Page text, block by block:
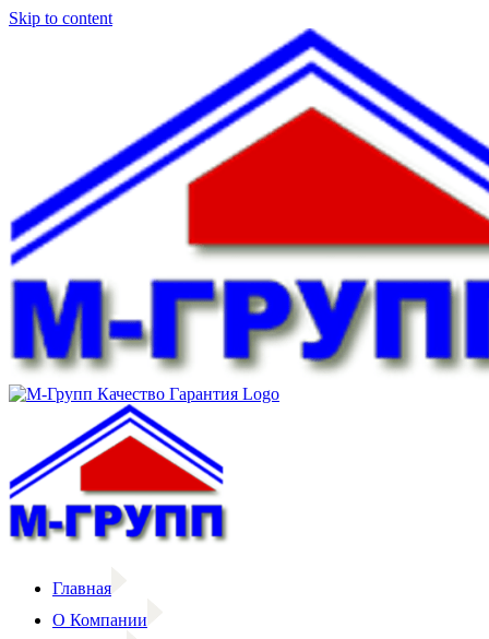
Skip to content
Главная
О Компании